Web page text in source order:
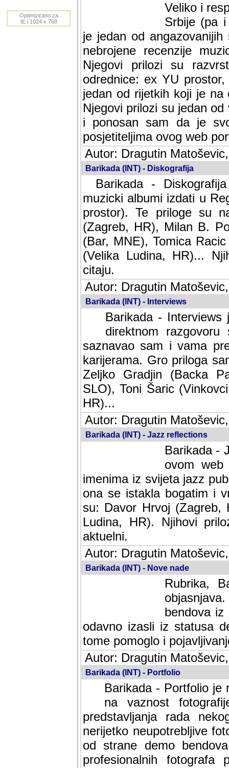
Veliko i
Srbije (pa i
jedan od angazovanijih
nebrojene recenzije
Njegovi prilozi su
odrednice: ex YU
jedan od rijetkih koji je
Njegovi prilozi su jedan
i ponosan sam da je
posjetiteljima ovog web
Autor: Dragutin
Barikada (INT) - Diskografija
Barikada -
muzicki albumi izdati u
prostor). Te priloge su
(Zagreb, HR), Milan B.
(Bar, MNE), Tomica
(Velika Ludina, HR)...
citaju.
Autor: Dragutin
Barikada (INT) - Interviews
Barikada -
direktnom
saznavao sam i vama
karijerama. Gro priloga
Zeljko Gradjin (Backa
SLO), Toni Šaric
HR)...
Autor: Dragutin
Barikada (INT) - Jazz reflections
Barikada -
ovom web
imenima iz svijeta jazz
ona se istakla bogatim i
su: Davor Hrvoj (Zagreb,
Ludina, HR). Njihovi
aktuelni.
Autor: Dragutin
Barikada (INT) - Nove nade
Rubrika,
bendova
odavno izasli iz statusa
tome pomoglo i
Autor: Dragutin
Barikada (INT) - Portfolio
Barikada - Portfolio je
na vaznost
predstavljanja rada
nerijetko neupotrebljive
od strane demo
profesionalnih fotografa